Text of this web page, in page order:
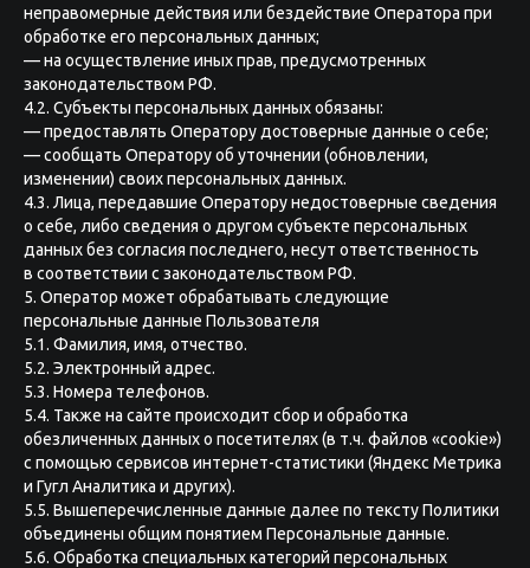
неправомерные действия или бездействие Оператора при
обработке его персональных данных;
— на осуществление иных прав, предусмотренных
законодательством РФ.
4.2. Субъекты персональных данных обязаны:
— предоставлять Оператору достоверные данные о себе;
— сообщать Оператору об уточнении (обновлении,
изменении) своих персональных данных.
4.3. Лица, передавшие Оператору недостоверные сведения
о себе, либо сведения о другом субъекте персональных
данных без согласия последнего, несут ответственность
в соответствии с законодательством РФ.
5. Оператор может обрабатывать следующие
персональные данные Пользователя
5.1. Фамилия, имя, отчество.
5.2. Электронный адрес.
5.3. Номера телефонов.
5.4. Также на сайте происходит сбор и обработка
обезличенных данных о посетителях (в т.ч. файлов «cookie»)
с помощью сервисов интернет-статистики (Яндекс Метрика
и Гугл Аналитика и других).
5.5. Вышеперечисленные данные далее по тексту Политики
объединены общим понятием Персональные данные.
5.6. Обработка специальных категорий персональных